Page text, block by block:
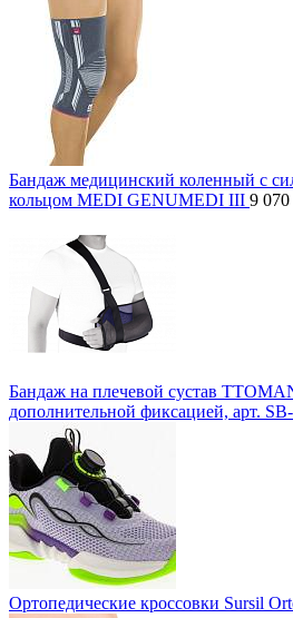
Бандаж медицинский коленный с
кольцом MEDI GENUMEDI III 9 070
Бандаж на плечевой сустав
дополнительной фиксацией, арт.
Ортопедические кроссовки Sursil